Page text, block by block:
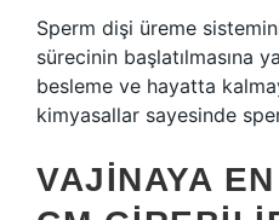
Sperm dişi üreme
sürecinin başlatılmasına
besleme ve hayatta
kimyasallar sayesinde
VAJINAYA